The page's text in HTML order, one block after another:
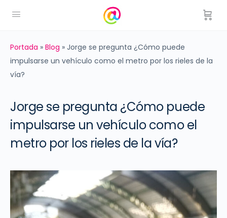
Portada » Blog » Jorge se pregunta ¿Cómo puede
impulsarse un vehículo como el metro por los rieles de la
vía?
Jorge se pregunta ¿Cómo puede
impulsarse un vehículo como el
metro por los rieles de la vía?